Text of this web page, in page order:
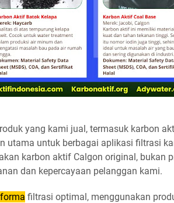
yang kami jual, termasuk karbon
utama untuk berbagai aplikasi filtrasi
karbon aktif Calgon original, bukan
dan kepercayaan pelanggan kami.
filtrasi optimal, menggunakan